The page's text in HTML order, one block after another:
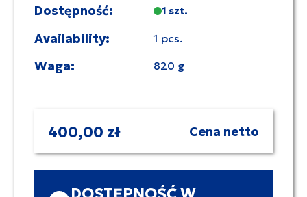
Dostępność: 1 szt.
Availability: 1 pcs.
Waga: 820 g
400,00 zł Cena netto